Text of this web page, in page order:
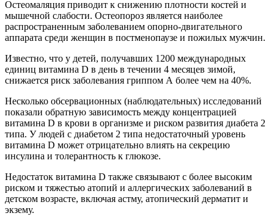
Остеомаляция приводит к снижению плотности костей и
мышечной слабости. Остеопороз является наиболее
распространенным заболеванием опорно-двигательного
аппарата среди женщин в постменопаузе и пожилых мужчин.
Известно, что у детей, получавших 1200 международных
единиц витамина D в день в течении 4 месяцев зимой,
снижается риск заболевания гриппом А более чем на 40%.
Несколько обсервационных (наблюдательных) исследований
показали обратную зависимость между концентрацией
витамина D в крови в организме и риском развития диабета 2
типа. У людей с диабетом 2 типа недостаточный уровень
витамина D может отрицательно влиять на секрецию
инсулина и толерантность к глюкозе.
Недостаток витамина D также связывают с более высоким
риском и тяжестью атопий и аллергических заболеваний в
детском возрасте, включая астму, атопический дерматит и
экзему.